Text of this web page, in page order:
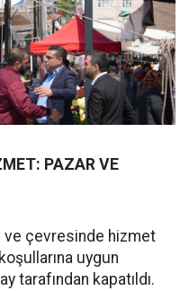
PAZAR VE
ve çevresinde hizmet
uygun
tarafından kapatıldı.